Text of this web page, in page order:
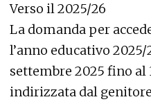
Verso il 2025/26
La domanda per
l’anno educativo
settembre 2025 fino al
indirizzata dal